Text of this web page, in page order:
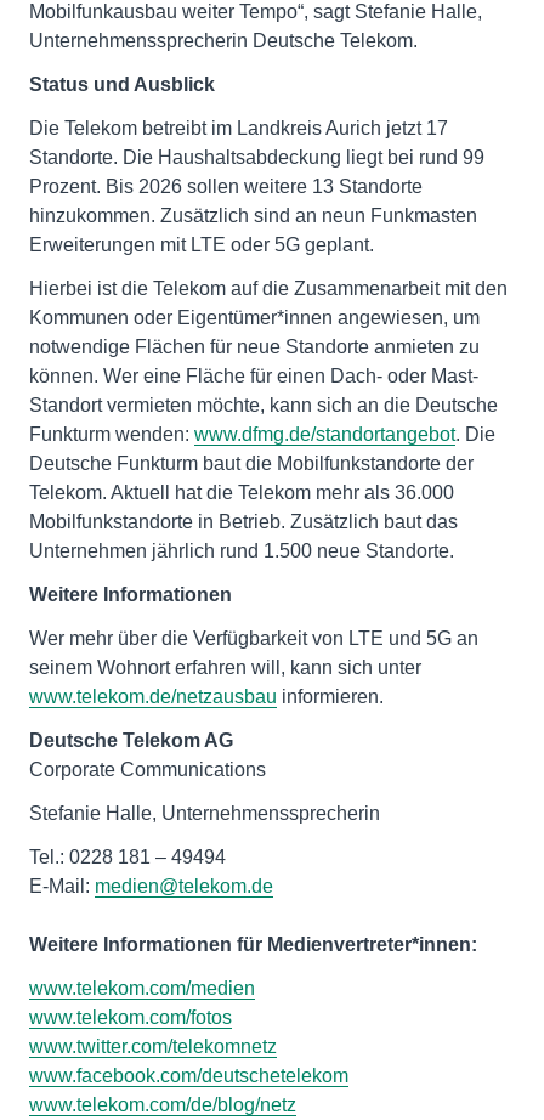
Mobilfunkausbau weiter Tempo“, sagt Stefanie Halle,
Unternehmenssprecherin Deutsche Telekom.
Status und Ausblick
Die Telekom betreibt im Landkreis Aurich jetzt 17
Standorte. Die Haushaltsabdeckung liegt bei rund 99
Prozent. Bis 2026 sollen weitere 13 Standorte
hinzukommen. Zusätzlich sind an neun Funkmasten
Erweiterungen mit LTE oder 5G geplant.
Hierbei ist die Telekom auf die Zusammenarbeit mit den
Kommunen oder Eigentümer*innen angewiesen, um
notwendige Flächen für neue Standorte anmieten zu
können. Wer eine Fläche für einen Dach- oder Mast-
Standort vermieten möchte, kann sich an die Deutsche
Funkturm wenden: www.dfmg.de/standortangebot. Die
Deutsche Funkturm baut die Mobilfunkstandorte der
Telekom. Aktuell hat die Telekom mehr als 36.000
Mobilfunkstandorte in Betrieb. Zusätzlich baut das
Unternehmen jährlich rund 1.500 neue Standorte.
Weitere Informationen
Wer mehr über die Verfügbarkeit von LTE und 5G an
seinem Wohnort erfahren will, kann sich unter
www.telekom.de/netzausbau informieren.
Deutsche Telekom AG
Corporate Communications
Stefanie Halle, Unternehmenssprecherin
Tel.: 0228 181 – 49494
E-Mail: medien@telekom.de
Weitere Informationen für Medienvertreter*innen:
www.telekom.com/medien
www.telekom.com/fotos
www.twitter.com/telekomnetz
www.facebook.com/deutschetelekom
www.telekom.com/de/blog/netz